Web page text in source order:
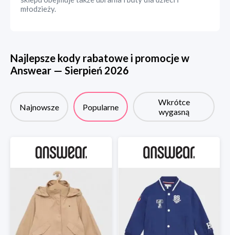
młodzieży.
Najlepsze kody rabatowe i promocje w
Answear — Sierpień 2026
Najnowsze Popularne
Wkrótce
wygasną